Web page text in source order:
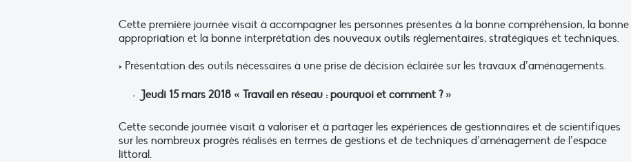
Cette première journée visait à accompagner les personnes présentes à la bonne compréhension, la bonne
appropriation et la bonne interprétation des nouveaux outils réglementaires, stratégiques et techniques.
> Présentation des outils nécessaires à une prise de décision éclairée sur les travaux d’aménagements.
Jeudi 15 mars 2018 « Travail en réseau : pourquoi et comment ? »
Cette seconde journée visait à valoriser et à partager les expériences de gestionnaires et de scientifiques
sur les nombreux progrès réalisés en termes de gestions et de techniques d’aménagement de l’espace
littoral.